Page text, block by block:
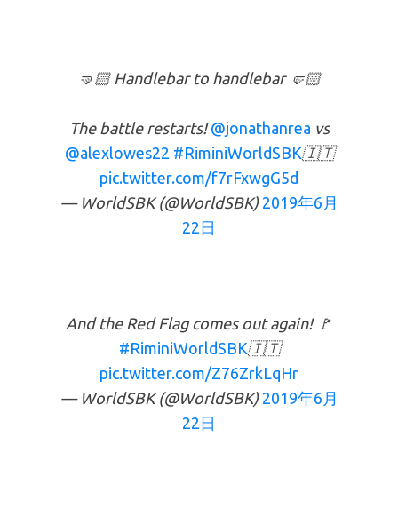
🤜🏻 Handlebar to handlebar 🤛🏻
The battle restarts!@jonathanrea vs
@alexlowes22 #RiminiWorldSBK🇮🇹
pic.twitter.com/f7rFxwgG5d
— WorldSBK (@WorldSBK) 2019年6月
22日
And the Red Flag comes out again! 🚩
#RiminiWorldSBK🇮🇹
pic.twitter.com/Z76ZrkLqHr
— WorldSBK (@WorldSBK) 2019年6月
22日